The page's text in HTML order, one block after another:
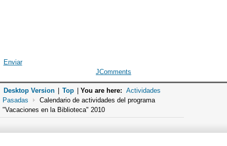
Enviar
JComments
Desktop Version Top You are here: Actividades
Pasadas
Calendario de actividades del programa
"Vacaciones en la Biblioteca" 2010